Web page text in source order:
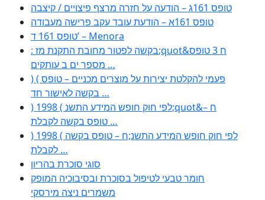
טופס 161ג – הודעה על חזרה מרצף פיצויים / קיצבה
טופס 161א – הודעת עובד עקב פרישה מעבודה
טופס 161 ד’ – Menora
: בקשה לפטור מחובת התקנת מז;quot&ח 3 טופס
מספר ים ב עותקים …
) ( פעמי להקלטת יצירות על מוצרים מכניים – טופס
בקשה לאישור חד …
) 1998 ( לפי חוק חופש המידע התשנ;quot&ח –
טופס בקשה לקבלת …
) 1998 ( לפי חוק חופש המידע התשנ;ח – טופס בקשה
לקבלת …
סוגי סוכרת בהריון
חומר טבעי לטיפול בסוכרת ובסיבוכיה המופק
משמרים ניצה מירסקי